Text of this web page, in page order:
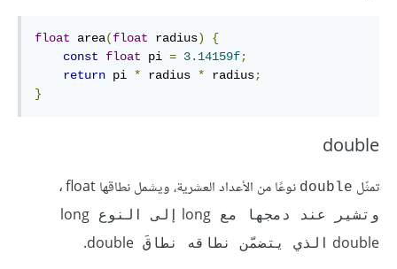
float area(float radius)
{
const
float pi = 3.14159f;
return pi * radius * radius;
}
double
تمثّل double نوعًا من الأعداد العشرية، ويشمل نطاقها ‎float‎
وتشير عند دمجها مع ‎long‎ إلى النوع ‎long
double‎ الذي يتضمّن نطاقه نطاقَ ‎double.